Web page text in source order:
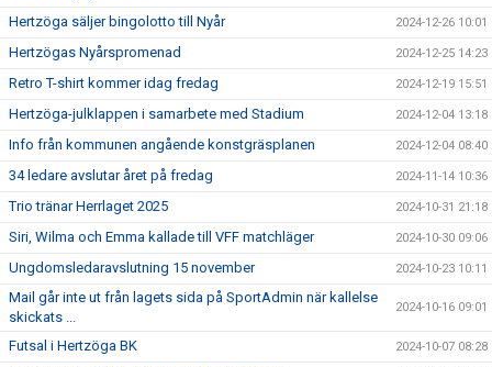
Hertzöga säljer bingolotto till Nyår 2024-12-26 10:01
Hertzögas Nyårspromenad 2024-12-25 14:23
Retro T-shirt kommer idag fredag 2024-12-19 15:51
Hertzöga-julklappen i samarbete med Stadium 2024-12-04 13:18
Info från kommunen angående konstgräsplanen 2024-12-04 08:40
34 ledare avslutar året på fredag 2024-11-14 10:36
Trio tränar Herrlaget 2025 2024-10-31 21:18
Siri, Wilma och Emma kallade till VFF matchläger 2024-10-30 09:06
Ungdomsledaravslutning 15 november 2024-10-23 10:11
Mail går inte ut från lagets sida på SportAdmin när kallelse
skickats ...
2024-10-16 09:01
Futsal i Hertzöga BK 2024-10-07 08:28